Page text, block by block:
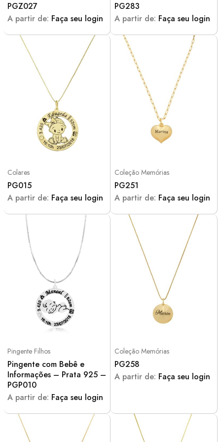
PGZ027
A partir de: Faça seu login
PG283
A partir de: Faça seu login
Colares
PG015
A partir de: Faça seu login
Coleção Memórias
PG251
A partir de: Faça seu login
Pingente Filhos
Pingente com Bebê e
Informações – Prata 925 –
PGP010
A partir de: Faça seu login
Coleção Memórias
PG258
A partir de: Faça seu login